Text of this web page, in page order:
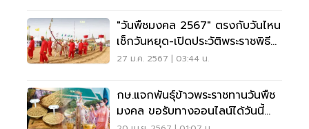
"วันพืชมงคล 2567" ตรงกับวันไหน
เช็กวันหยุด-เปิดประวัติพระราชพิธี
สำคัญ
27 ม.ค. 2567 | 03:44 น.
กษ.แจกพันธุ์ข้าวพระราชทานวันพืช
มงคล ขอรับทางออนไลน์ได้วันนี้